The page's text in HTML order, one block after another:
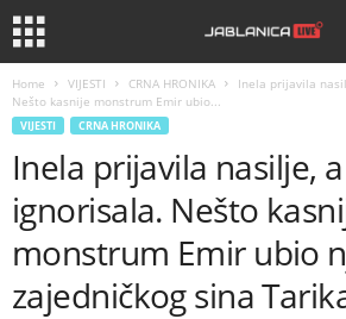
Home VIJESTI CRNA HRONIKA
Inela prijavila
Nešto kasnije monstrum Emir ubio...
VIJESTI CRNA HRONIKA
Inela prijavila nasilje,
ignorisala. Nešto
monstrum Emir ubio
zajedničkog sina